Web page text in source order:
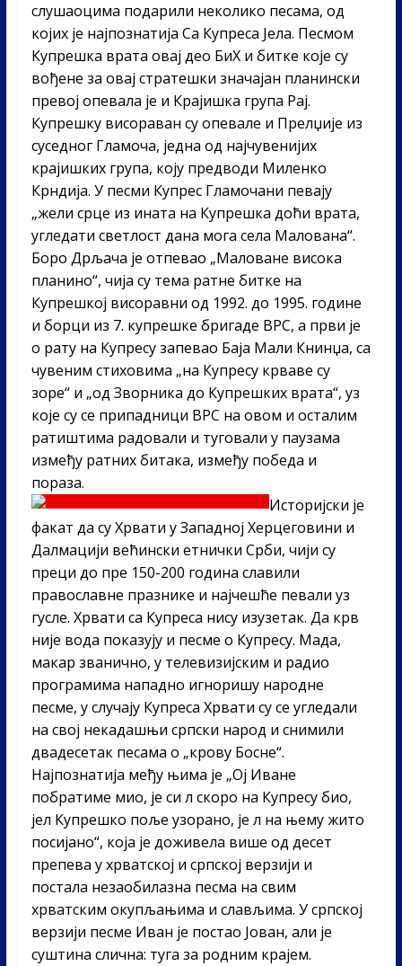
слушаоцима подарили неколико песама, од
којих је најпознатија Са Купреса Јела. Песмом
Купрешка врата овај део БиХ и битке које су
вођене за овај стратешки значајан планински
превој опевала је и Крајишка група Рај.
Купрешку висораван су опевале и Прелџије из
суседног Гламоча, једна од најчувенијих
крајишких група, коју предводи Миленко
Крндија. У песми Купрес Гламочани певају
„жели срце из ината на Купрешка доћи врата,
угледати светлост дана мога села Малована“.
Боро Дрљача је отпевао „Маловане висока
планино“, чија су тема ратне битке на
Купрешкој висоравни од 1992. до 1995. године
и борци из 7. купрешке бригаде ВРС, а први је
о рату на Купресу запевао Баја Мали Книнџа, са
чувеним стиховима „на Купресу крваве су
зоре“ и „од Зворника до Купрешких врата“, уз
које су се припадници ВРС на овом и осталим
ратиштима радовали и туговали у паузама
између ратних битака, између победа и
пораза.
Историјски је
факат да су Хрвати у Западној Херцеговини и
Далмацији већински етнички Срби, чији су
преци до пре 150-200 година славили
православне празнике и најчешће певали уз
гусле. Хрвати са Купреса нису изузетак. Да крв
није вода показују и песме о Купресу. Мада,
макар званично, у телевизијским и радио
програмима нападно игноришу народне
песме, у случају Купреса Хрвати су се угледали
на свој некадашњи српски народ и снимили
двадесетак песама о „крову Босне“.
Најпознатија међу њима је „Ој Иване
побратиме мио, је си л скоро на Купресу био,
јел Купрешко поље узорано, је л на њему жито
посијано“, која је доживела више од десет
препева у хрватској и српској верзији и
постала незаобилазна песма на свим
хрватским окупљањима и слављима. У српској
верзији песме Иван је постао Јован, али је
суштина слична: туга за родним крајем.